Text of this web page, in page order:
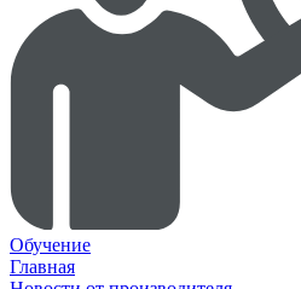
Обучение
Главная